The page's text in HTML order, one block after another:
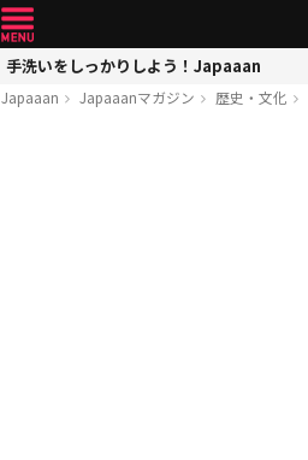
手洗いをしっかりしよう！Japaaan
Japaaan Japaaanマガジン 歴史・文化